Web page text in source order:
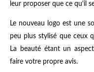
leur proposer que ce qu'il
Le nouveau logo est une
peu plus stylisé que ceux
La beauté étant un
faire votre propre avis.